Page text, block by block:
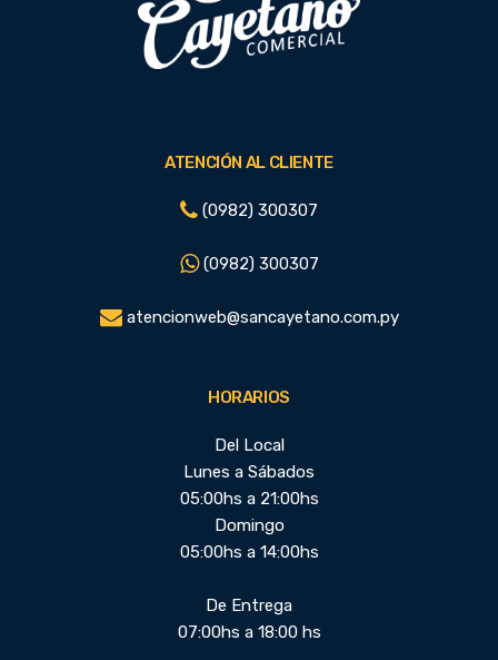
ATENCIÓN AL CLIENTE
(0982) 300307
(0982) 300307
atencionweb@sancayetano.com.py
HORARIOS
Del Local
Lunes a Sábados
05:00hs a 21:00hs
Domingo
05:00hs a 14:00hs
De Entrega
07:00hs a 18:00 hs